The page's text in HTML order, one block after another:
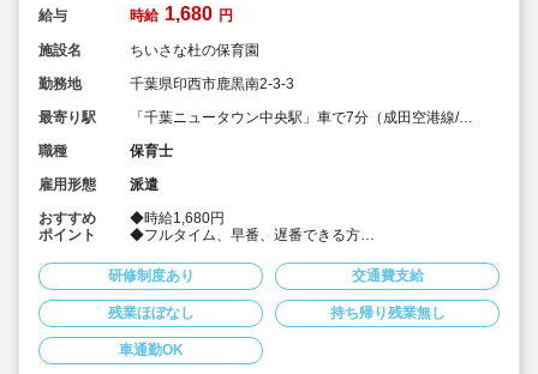
給与 時給 1,680 円
施設名
ちいさな杜の保育園
勤務地
千葉県印西市鹿黒南2-3-3
最寄り駅
「千葉ニュータウン中央駅」車で7分（成田空港線/北
職種
保育士
雇用形態
派遣
おすすめ
ポイント
◆時給1,680円
◆フルタイム、早番、遅番できる方
◆社会保険完備！
◆皆勤手当あり♪
◆派遣でのお仕事
◆車通勤可
研修制度あり 交通費支給
残業ほぼなし 持ち帰り残業無し
車通勤OK